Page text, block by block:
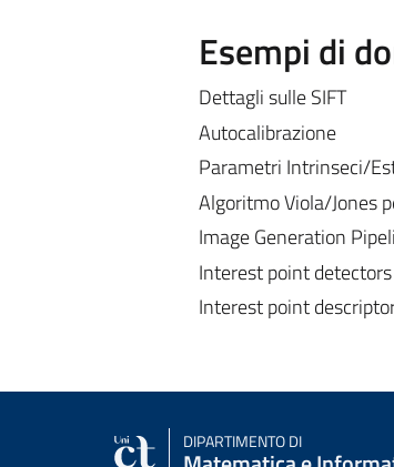
Esempi di
Dettagli sulle SIFT
Autocalibrazione
Parametri Intrinseci/
Algoritmo Viola/Jones
Image Generation
Interest point detectors
Interest point
DIPARTIMENTO DI